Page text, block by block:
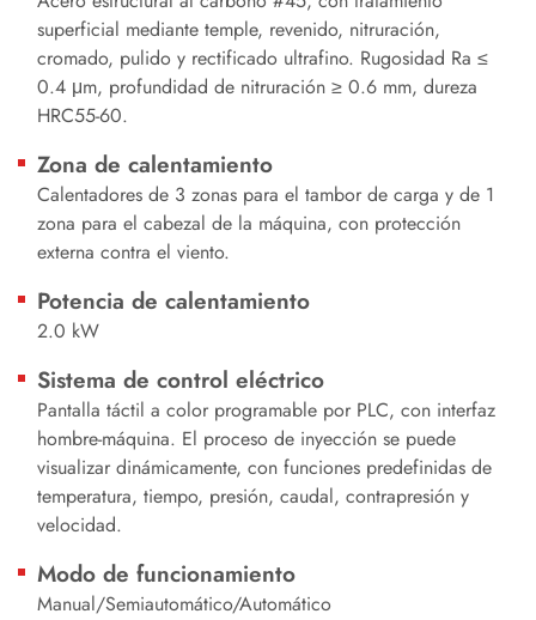
superficial mediante temple, revenido, nitruración,
cromado, pulido y rectificado ultrafino. Rugosidad Ra ≤
0.4 μm, profundidad de nitruración ≥ 0.6 mm, dureza
HRC55-60.
Zona de calentamiento
Calentadores de 3 zonas para el tambor de carga y de 1
zona para el cabezal de la máquina, con protección
externa contra el viento.
Potencia de calentamiento
2.0 kW
Sistema de control eléctrico
Pantalla táctil a color programable por PLC, con interfaz
hombre-máquina. El proceso de inyección se puede
visualizar dinámicamente, con funciones predefinidas de
temperatura, tiempo, presión, caudal, contrapresión y
velocidad.
Modo de funcionamiento
Manual/Semiautomático/Automático